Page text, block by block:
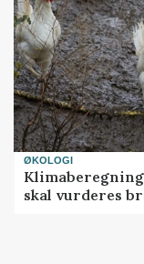
ØKOLOGI
skal vurderes